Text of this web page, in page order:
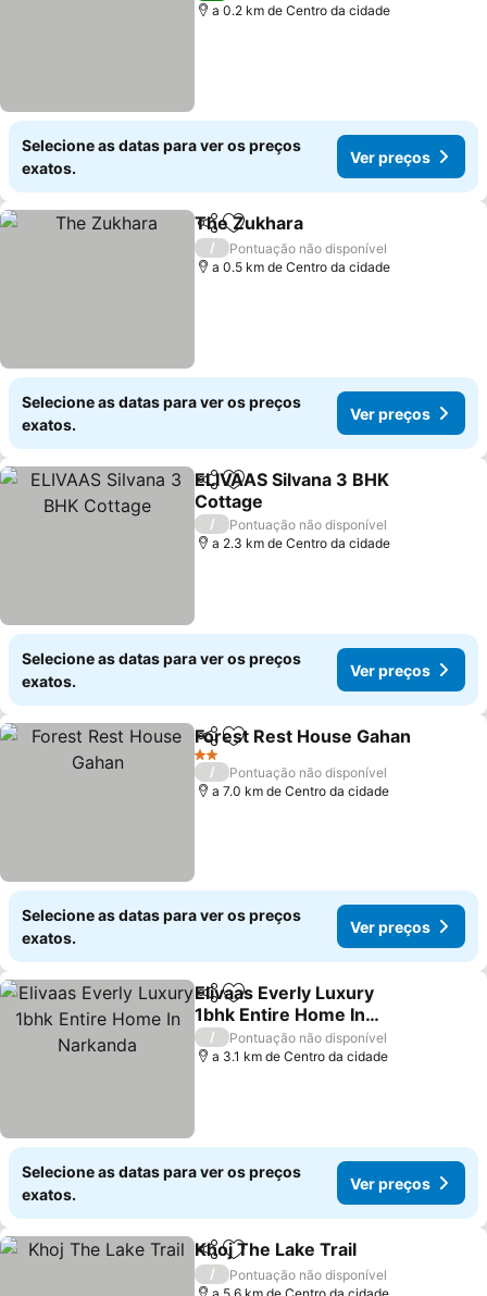
a 0.2 km de Centro da cidade
Selecione as datas para ver os preços
exatos.
Ver preços
PartilharAdicionar aos favoritos
The Zukhara
/
Pontuação não disponível
a 0.5 km de Centro da cidade
Selecione as datas para ver os preços
exatos.
Ver preços
PartilharAdicionar aos favoritos
ELIVAAS Silvana 3 BHK
Cottage
/
Pontuação não disponível
a 2.3 km de Centro da cidade
Selecione as datas para ver os preços
exatos.
Ver preços
PartilharAdicionar aos favoritos
Forest Rest House Gahan
2 Estrelas
/
Pontuação não disponível
a 7.0 km de Centro da cidade
Selecione as datas para ver os preços
exatos.
Ver preços
PartilharAdicionar aos favoritos
Elivaas Everly Luxury
1bhk Entire Home In
Narkanda
/
Pontuação não disponível
a 3.1 km de Centro da cidade
Selecione as datas para ver os preços
exatos.
Ver preços
PartilharAdicionar aos favoritos
Khoj The Lake Trail
/
Pontuação não disponível